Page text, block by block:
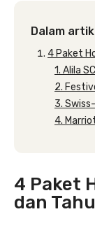
Dalam
4 Paket
1. Alila
2.
3.
4.
4 Paket
dan